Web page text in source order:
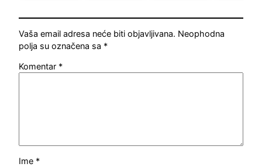
Vaša email adresa neće biti objavljivana. Neophodna
polja su označena sa *
Komentar *
Ime *